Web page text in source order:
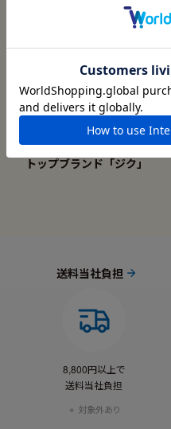
憧れを手のひらに
ミニチュアカーのヨーロッパ
トップブランド「ジク」
送料当社負担
8,800円以上で
送料当社負担
対象外あり